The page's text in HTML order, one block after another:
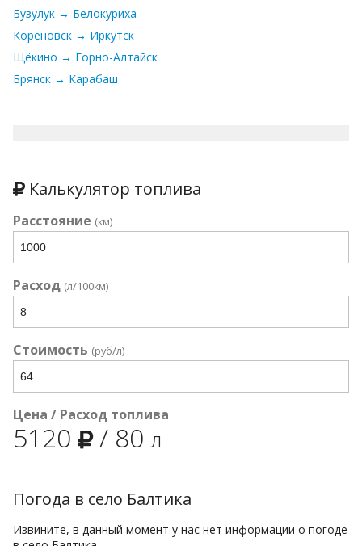
Бузулук → Белокуриха
Кореновск → Иркутск
Щёкино → Горно-Алтайск
Брянск → Карабаш
Калькулятор топлива
Расстояние (км)
Расход (л/100км)
Стоимость (руб/л)
Цена / Расход топлива
5120 / 80 л
Погода в село Балтика
Извините, в данный момент у нас нет информации о погоде